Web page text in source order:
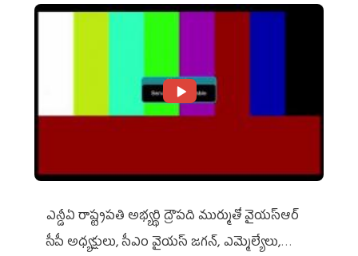
ఎన్డీఏ రాష్ట్ర‌ప‌తి అభ్య‌ర్థి ద్రౌప‌ది ముర్ముతో వైయ‌స్ఆర్
సీపీ అధ్య‌క్షులు, సీఎం వైయ‌స్ జ‌గ‌న్, ఎమ్మెల్యేలు,